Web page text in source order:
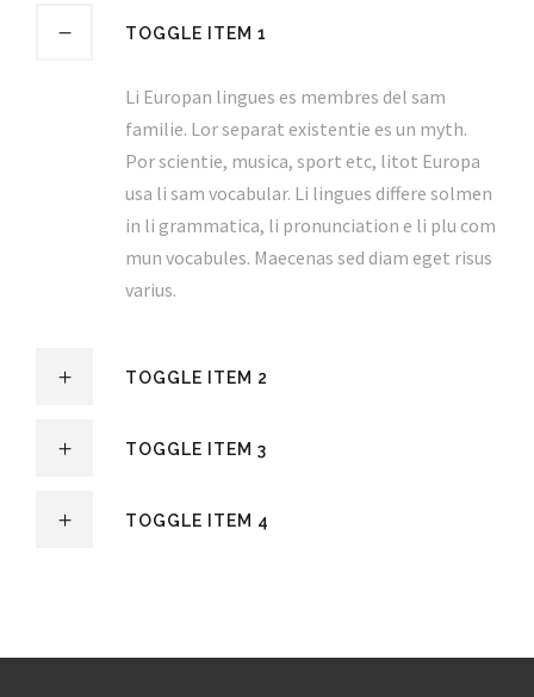
TOGGLE ITEM 1
Li Europan lingues es membres del sam
familie. Lor separat existentie es un myth.
Por scientie, musica, sport etc, litot Europa
usa li sam vocabular. Li lingues differe solmen
in li grammatica, li pronunciation e li plu com
mun vocabules. Maecenas sed diam eget risus
varius.
TOGGLE ITEM 2
TOGGLE ITEM 3
TOGGLE ITEM 4